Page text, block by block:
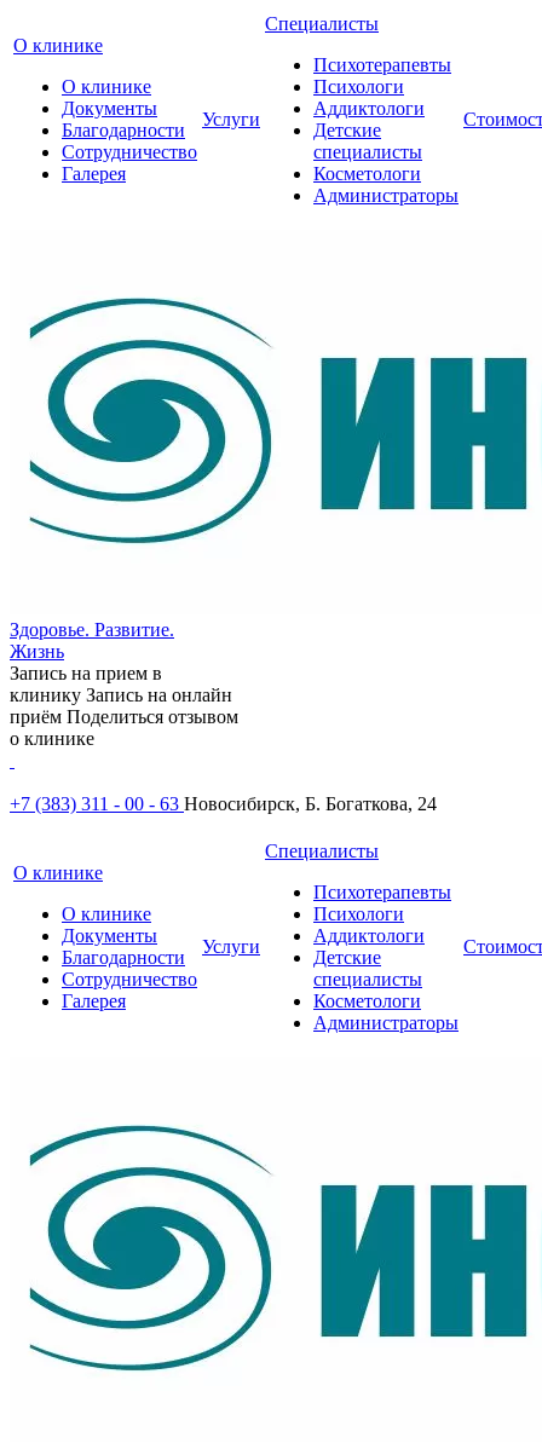
О клинике
О клинике
Документы
Благодарности
Сотрудничество
Галерея
Услуги
Специалисты
Психотерапевты
Психологи
Аддиктологи
Детские
специалисты
Косметологи
Администраторы
Здоровье. Развитие.
Жизнь
Запись на прием в
клинику Запись на онлайн
приём Поделиться отзывом
о клинике
+7 (383) 311 - 00 - 63 Новосибирск, Б. Богаткова, 24
О клинике
О клинике
Документы
Благодарности
Сотрудничество
Галерея
Услуги
Специалисты
Психотерапевты
Психологи
Аддиктологи
Детские
специалисты
Косметологи
Администраторы